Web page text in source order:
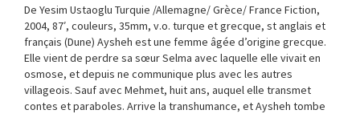
De Yesim Ustaoglu Turquie /Allemagne/ Grèce/ France Fiction,
2004, 87′, couleurs, 35mm, v.o. turque et grecque, st anglais et
français (Dune) Aysheh est une femme âgée d’origine grecque.
Elle vient de perdre sa sœur Selma avec laquelle elle vivait en
osmose, et depuis ne communique plus avec les autres
villageois. Sauf avec Mehmet, huit ans, auquel elle transmet
contes et paraboles. Arrive la transhumance, et Aysheh tombe